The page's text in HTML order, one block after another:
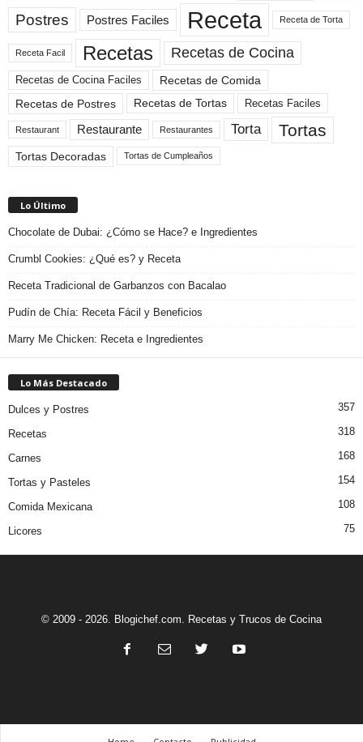
Postres Postres Faciles Receta Receta de Torta
Receta Facil Recetas Recetas de Cocina
Recetas de Cocina Faciles
Recetas de Comida
Recetas de Postres
Recetas de Tortas Recetas Faciles
Restaurant Restaurante Restaurantes Torta Tortas
Tortas Decoradas Tortas de Cumpleaños
Lo Último
Chocolate de Dubai: ¿Cómo se Hace? e Ingredientes
Crumbl Cookies: ¿Qué es? y Receta
Receta Tradicional de Garbanzos con Bacalao
Pudín de Chía: Receta Fácil y Beneficios
Marry Me Chicken: Receta e Ingredientes
Lo Más Destacado
Dulces y Postres 357
Recetas 318
Carnes 168
Tortas y Pasteles 154
Comida Mexicana 108
Licores 75
© 2009 - 2026. Blogichef.com. Recetas y Trucos de Cocina